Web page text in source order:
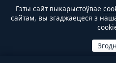
Гэты сайт выкарыстоўвае
сайтам, вы згаджаецеся з